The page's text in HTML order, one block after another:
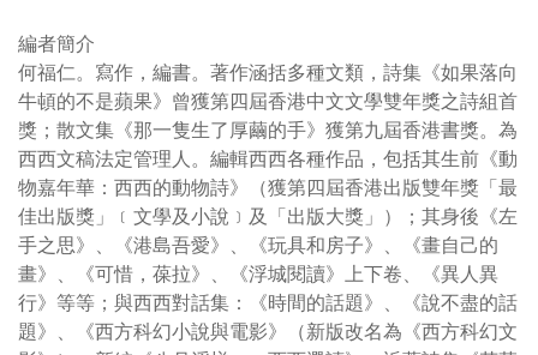
編者簡介
何福仁。寫作，編書。著作涵括多種文類，詩集《如果落向
牛頓的不是蘋果》曾獲第四屆香港中文文學雙年獎之詩組首
獎；散文集《那一隻生了厚繭的手》獲第九屆香港書獎。為
西西文稿法定管理人。編輯西西各種作品，包括其生前《動
物嘉年華：西西的動物詩》（獲第四屆香港出版雙年獎「最
佳出版獎」﹝文學及小說﹞及「出版大獎」）；其身後《左
手之思》、《港島吾愛》、《玩具和房子》、《畫自己的
畫》、《可惜，葆拉》、《浮城閱讀》上下卷、《異人異
行》等等；與西西對話集：《時間的話題》、《說不盡的話
題》、《西方科幻小說與電影》（新版改名為《西方科幻文